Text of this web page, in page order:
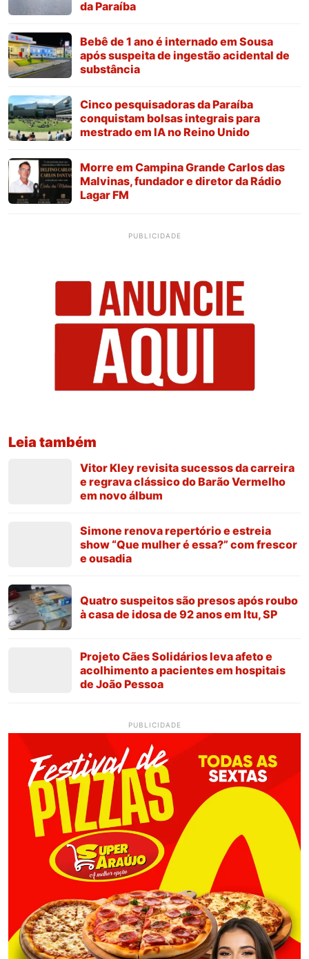
da Paraíba
Bebê de 1 ano é internado em Sousa
após suspeita de ingestão acidental de
substância
Cinco pesquisadoras da Paraíba
conquistam bolsas integrais para
mestrado em IA no Reino Unido
Morre em Campina Grande Carlos das
Malvinas, fundador e diretor da Rádio
Lagar FM
PUBLICIDADE
Leia também
Vitor Kley revisita sucessos da carreira
e regrava clássico do Barão Vermelho
em novo álbum
Simone renova repertório e estreia
show “Que mulher é essa?” com frescor
e ousadia
Quatro suspeitos são presos após roubo
à casa de idosa de 92 anos em Itu, SP
Projeto Cães Solidários leva afeto e
acolhimento a pacientes em hospitais
de João Pessoa
PUBLICIDADE